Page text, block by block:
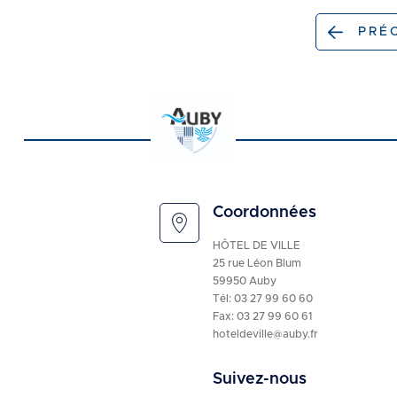
Page
Coordonnées
HÔTEL DE VILLE
25 rue Léon Blum
59950 Auby
Tél: 03 27 99 60 60
Fax: 03 27 99 60 61
hoteldeville@auby.fr
Suivez-nous